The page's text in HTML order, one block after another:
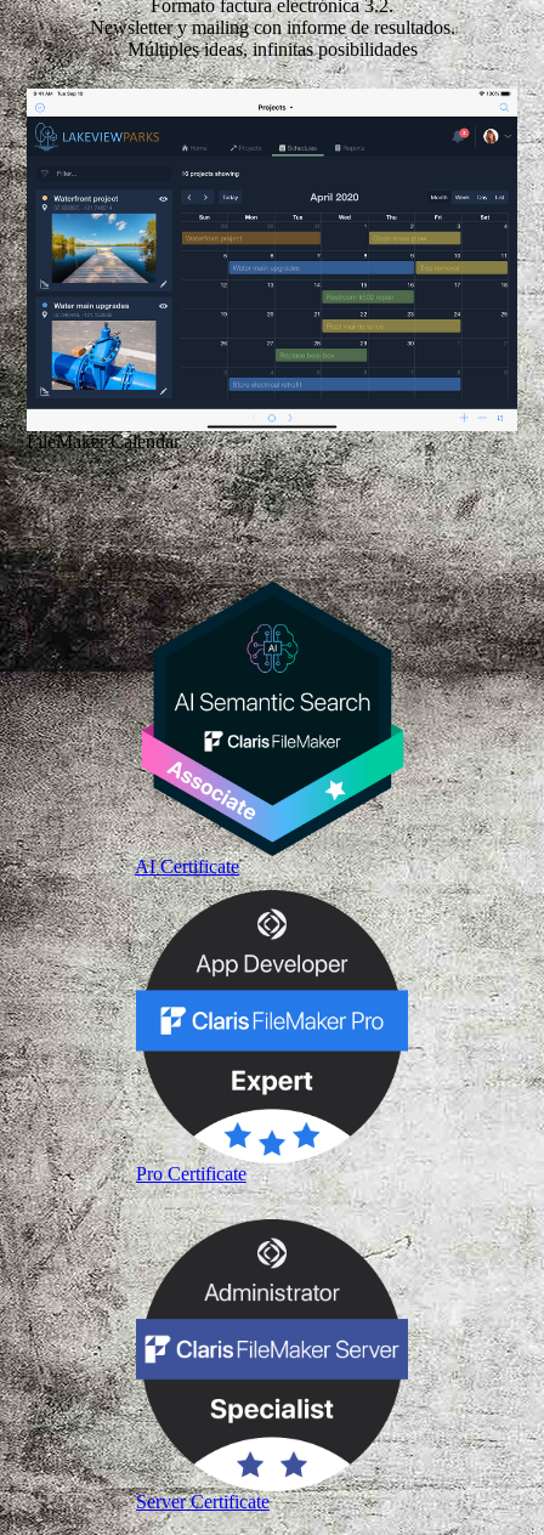
Formato factura electrónica 3.2.
Newsletter y mailing con informe de resultados.
Múltiples ideas, infinitas posibilidades
FileMaker Calendar
AI Certificate
Pro Certificate
Server Certificate